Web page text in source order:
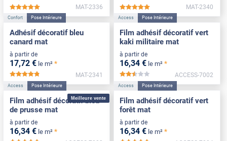
*****
MAT-2336 MAT-2340
Confort Pose Intérieure
Adhésif décoratif bleu
canard mat
à partir de
17,72 € le m² *
MAT-2341
Access Pose Intérieure
Film adhésif décoratif vert
kaki militaire mat
à partir de
16,34 € le m² *
*****
ACCESS-7002
Meilleure vente
Access Pose Intérieure
Film adhésif décoratif bleu
de prusse mat
à partir de
16,34 € le m² *
Access Pose Intérieure
Film adhésif décoratif vert
forêt mat
à partir de
16,34 € le m² *